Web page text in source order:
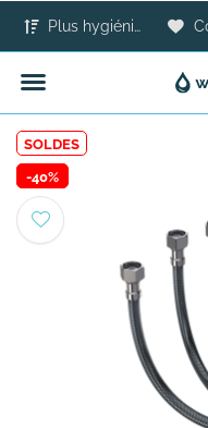
Plus hygiénique que le papier toilette
SOLDES
-40%